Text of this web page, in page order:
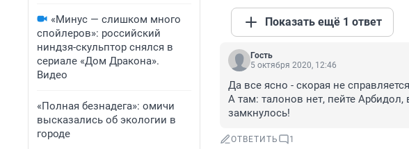
«Минус — слишком много
спойлеров»: российский
ниндзя-скульптор снялся в
сериале «Дом Дракона».
Видео
«Полная безнадега»: омичи
высказались об экологии в
городе
Показать ещё 1 ответ
Гость
5 октября 2020, 12:46
Да все ясно - скорая не
А там: талонов нет, пейте
замкнулось!
ОТВЕТИТЬ 1